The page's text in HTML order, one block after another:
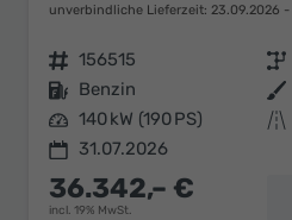
unverbindliche Lieferzeit: 23.09.2026
Fahrzeugnr. 156515 Getriebe
Kraftstoff Benzin Außenfarbe
Leistung 140 kW (190 PS) Kilometerstand
31.07.2026
36.342,– €
incl. 19% MwSt.